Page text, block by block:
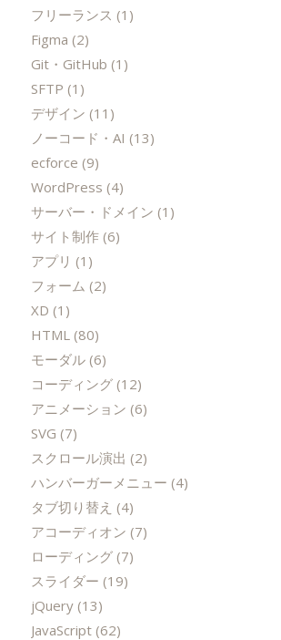
フリーランス (1)
Figma (2)
Git・GitHub (1)
SFTP (1)
デザイン (11)
ノーコード・AI (13)
ecforce (9)
WordPress (4)
サーバー・ドメイン (1)
サイト制作(6)
アプリ (1)
フォーム (2)
XD (1)
HTML (80)
モーダル(6)
コーディング(12)
アニメーション (6)
SVG (7)
スクロール演出 (2)
ハンバーガーメニュー (4)
タブ切り替え (4)
アコーディオン (7)
ローディング(7)
スライダー (19)
jQuery(13)
JavaScript(62)